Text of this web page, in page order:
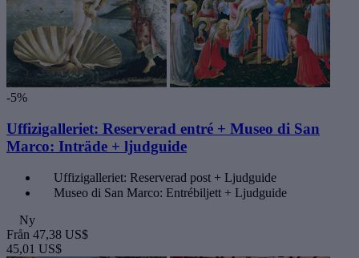
-5%
Uffizigalleriet: Reserverad entré + Museo di San
Marco: Inträde + ljudguide
Uffizigalleriet: Reserverad post + Ljudguide
Museo di San Marco: Entrébiljett + Ljudguide
Ny
Från 47,38 US$
45,01 US$